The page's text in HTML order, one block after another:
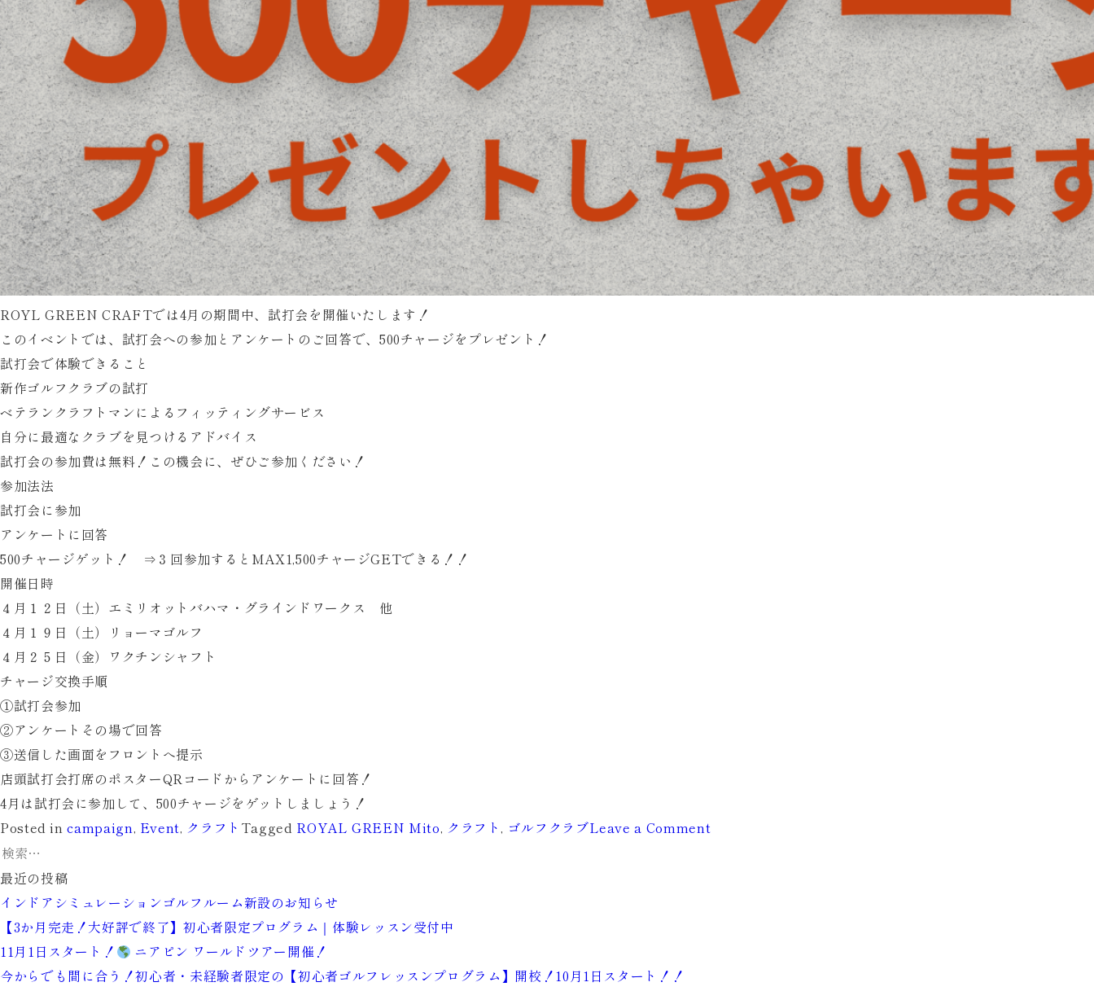
ROYL GREEN CRAFTでは4月の期間中、試打会を開催いたします！
このイベントでは、試打会への参加とアンケートのご回答で、500チャージをプレゼント！
試打会で体験できること
新作ゴルフクラブの試打
ベテランクラフトマンによるフィッティングサービス
自分に最適なクラブを見つけるアドバイス
試打会の参加費は無料！この機会に、ぜひご参加ください！
参加法法
試打会に参加
アンケートに回答
500チャージゲット！
⇒３回参加するとMAX1,500チャージGETできる！！
開催日時
４月１２日（土）エミリオットバハマ・グラインドワークス 他
４月１９日（土）リョーマゴルフ
４月２５日（金）ワクチンシャフト
チャージ交換手順
①試打会参加
②アンケートその場で回答
③送信した画面をフロントへ提示
店頭試打会打席のポスターQRコードからアンケートに回答！
4月は試打会に参加して、500チャージをゲットしましょう！
Posted incampaign, Event, クラフト Tagged ROYAL GREEN Mito, クラフト, ゴルフクラブLeave a Commenton
検
索:
最近の投稿
インドアシミュレーションゴルフルーム新設のお知らせ
【3か月完走！大好評で終了】初心者限定プログラム｜体験レッスン受付中
11月1日スタート！
ニアピン ワールドツアー開催！
今からでも間に合う！初心者・未経験者限定の【初心者ゴルフレッスンプログラム】開校！10月1日スタート！！